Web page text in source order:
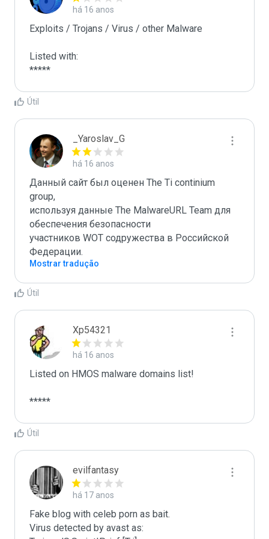
há 16 anos
Exploits / Trojans / Virus / other Malware
Listed with:
*****
Útil
_Yaroslav_G
há 16 anos
Данный сайт был оценен The Ti continium
group,
используя данные The MalwareURL Team для
обеспечения безопасности
участников WOT содружества в Российской
Федерации.
Mostrar tradução
Útil
Xp54321
há 16 anos
Listed on HMOS malware domains list!
*****
Útil
evilfantasy
há 17 anos
Fake blog with celeb porn as bait.
Virus detected by avast as: